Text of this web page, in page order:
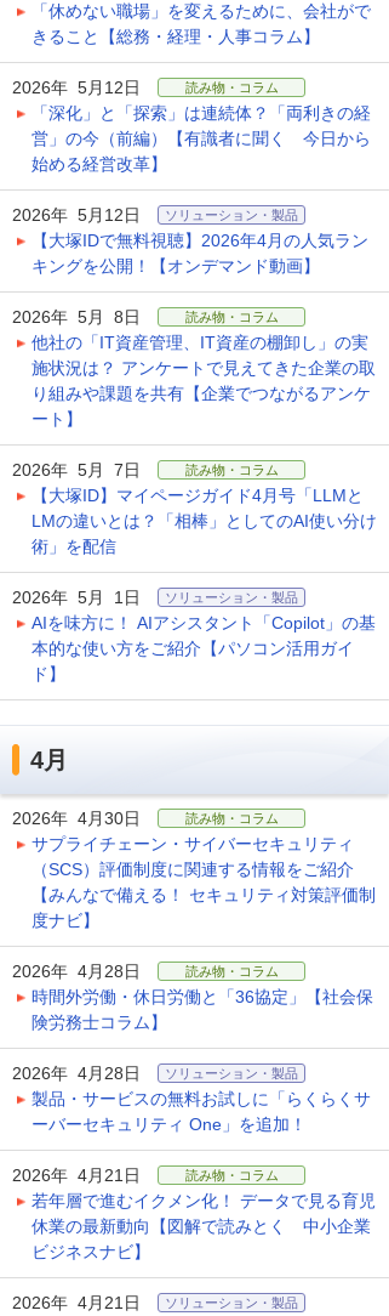
「休めない職場」を変えるために、会社がで
きること【総務・経理・人事コラム】
2026年 5月12日 読み物・コラム
「深化」と「探索」は連続体？「両利きの経
営」の今（前編）【有識者に聞く 今日から
始める経営改革】
2026年 5月12日 ソリューション・製品
【大塚IDで無料視聴】2026年4月の人気ラン
キングを公開！【オンデマンド動画】
2026年 5月 8日 読み物・コラム
他社の「IT資産管理、IT資産の棚卸し」の実
施状況は？ アンケートで見えてきた企業の取
り組みや課題を共有【企業でつながるアンケ
ート】
2026年 5月 7日 読み物・コラム
【大塚ID】マイページガイド4月号「LLMと
LMの違いとは？「相棒」としてのAI使い分け
術」を配信
2026年 5月 1日 ソリューション・製品
AIを味方に！ AIアシスタント「Copilot」の基
本的な使い方をご紹介【パソコン活用ガイ
ド】
4月
2026年 4月30日 読み物・コラム
サプライチェーン・サイバーセキュリティ
（SCS）評価制度に関連する情報をご紹介
【みんなで備える！ セキュリティ対策評価制
度ナビ】
2026年 4月28日 読み物・コラム
時間外労働・休日労働と「36協定」【社会保
険労務士コラム】
2026年 4月28日 ソリューション・製品
製品・サービスの無料お試しに「らくらくサ
ーバーセキュリティ One」を追加！
2026年 4月21日 読み物・コラム
若年層で進むイクメン化！ データで見る育児
休業の最新動向【図解で読みとく 中小企業
ビジネスナビ】
2026年 4月21日 ソリューション・製品